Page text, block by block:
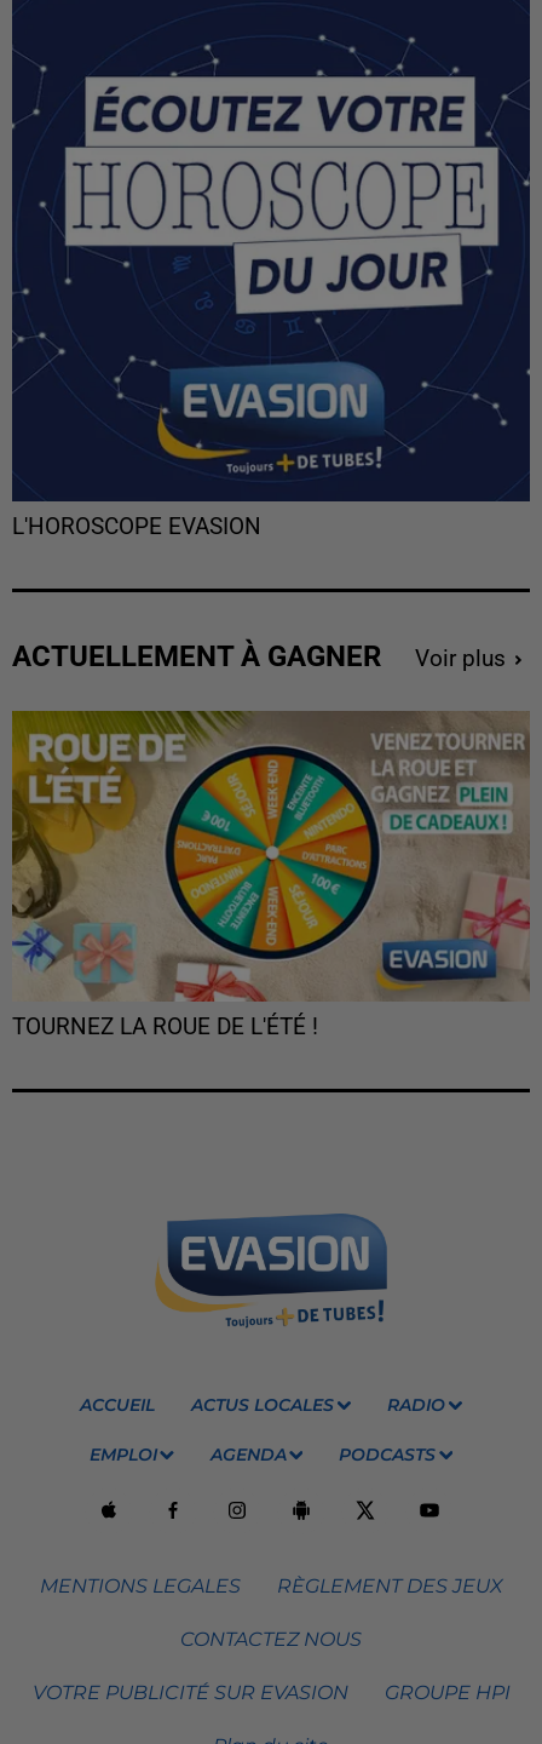
L'HOROSCOPE EVASION
ACTUELLEMENT À GAGNER Voir plus
TOURNEZ LA ROUE DE L'ÉTÉ !
ACCUEIL ACTUS LOCALES RADIO
EMPLOI AGENDA PODCASTS
MENTIONS LEGALES RÈGLEMENT DES JEUX
CONTACTEZ NOUS
VOTRE PUBLICITÉ SUR EVASION GROUPE HPI